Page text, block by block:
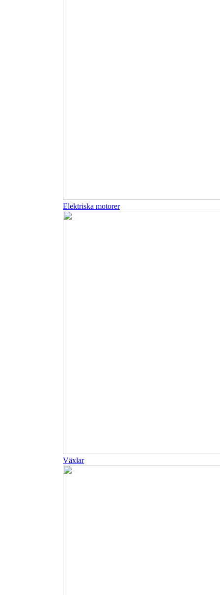
Elektriska motorer
Växlar